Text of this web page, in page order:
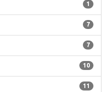
1
7
7
10
11